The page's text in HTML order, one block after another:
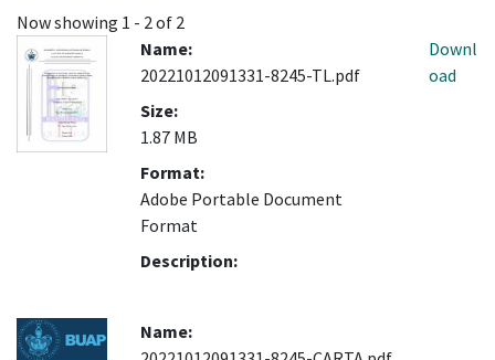
Now showing 1 - 2 of 2
Name:
20221012091331-8245-TL.pdf
Size:
1.87 MB
Format:
Adobe Portable Document
Format
Description:
Downl
oad
Name: